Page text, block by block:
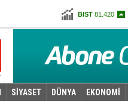
BIST 81.420
Altın102,583
Euro 2,9765
SİYASET DÜNYA EKONOMİ